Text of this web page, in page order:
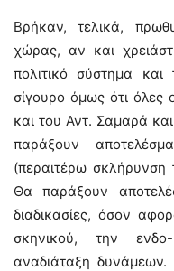
Βρήκαν, τελικά,
χώρας, αν και
πολιτικό σύστημα
σίγουρο όμως ότι όλες
και του Αντ. Σαμαρά
παράξουν
(περαιτέρω
Θα παράξουν
διαδικασίες, όσον
σκηνικού, την ενδο-
αναδιάταξη δυνάμεων.